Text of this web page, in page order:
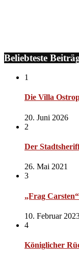
Beliebteste
1
Die Villa
20. Juni 2026
2
Der
26. Mai 2021
3
„Frag
10. Februar
4
Königlicher